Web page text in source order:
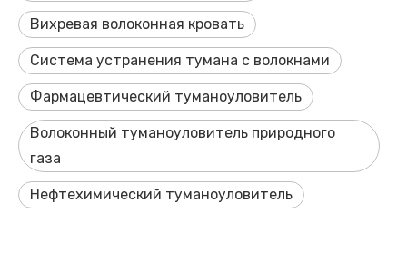
Вихревая волоконная кровать
Система устранения тумана с волокнами
Фармацевтический туманоуловитель
Волоконный туманоуловитель природного
газа
Нефтехимический туманоуловитель